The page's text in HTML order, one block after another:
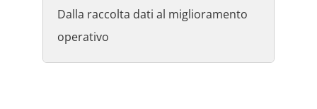
Dalla raccolta dati al miglioramento
operativo